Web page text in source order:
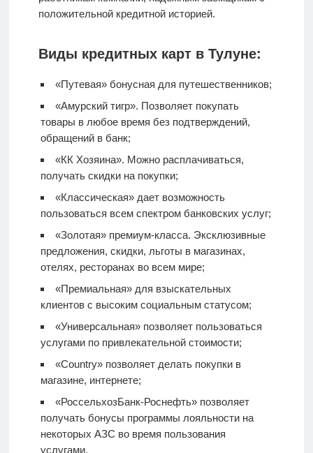
положительной кредитной историей.
Виды кредитных карт в Тулуне:
«Путевая» бонусная для путешественников;
«Амурский тигр». Позволяет покупать
товары в любое время без подтверждений,
обращений в банк;
«КК Хозяина». Можно расплачиваться,
получать скидки на покупки;
«Классическая» дает возможность
пользоваться всем спектром банковских услуг;
«Золотая» премиум-класса. Эксклюзивные
предложения, скидки, льготы в магазинах,
отелях, ресторанах во всем мире;
«Премиальная» для взыскательных
клиентов с высоким социальным статусом;
«Универсальная» позволяет пользоваться
услугами по привлекательной стоимости;
«Country» позволяет делать покупки в
магазине, интернете;
«РоссельхозБанк-Роснефть» позволяет
получать бонусы программы лояльности на
некоторых АЗС во время пользования
услугами.